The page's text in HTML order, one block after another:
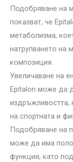
Подобряване на
показват, че
метаболизма,
натрупването на
композиция.
Увеличаване на
Epitalon може да
издръжливостта,
на спортната и
Подобряване на
може да има
функция, като